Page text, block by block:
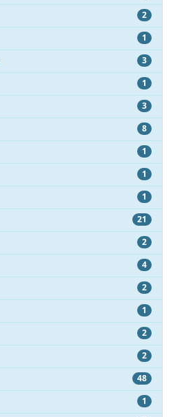
2
1
3
1
3
8
1
1
1
21
2
4
2
1
2
2
48
1